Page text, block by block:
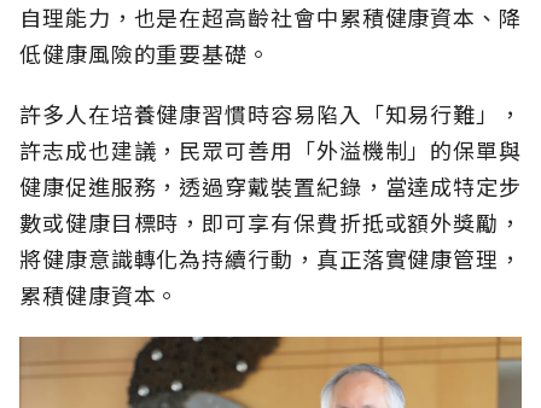
自理能力，也是在超高齡社會中累積健康資本、降
低健康風險的重要基礎。
許多人在培養健康習慣時容易陷入「知易行難」，
許志成也建議，民眾可善用「外溢機制」的保單與
健康促進服務，透過穿戴裝置紀錄，當達成特定步
數或健康目標時，即可享有保費折抵或額外獎勵，
將健康意識轉化為持續行動，真正落實健康管理，
累積健康資本。